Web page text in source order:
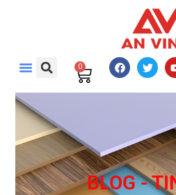
0
BLOG -